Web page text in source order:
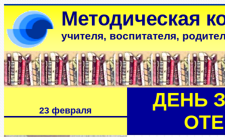
Методическая
учителя, воспитателя,
23 февраля
ДЕНЬ